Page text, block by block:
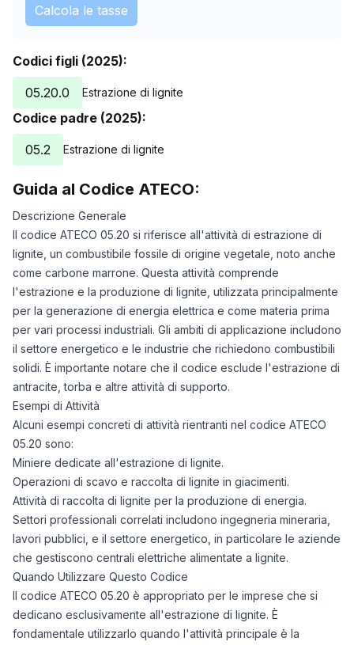
Calcola le tasse
Codici figli (2025):
05.20.0
Estrazione di lignite
Codice padre (2025):
05.2
Estrazione di lignite
Guida al Codice ATECO:
Descrizione Generale
Il codice ATECO 05.20 si riferisce all'attività di estrazione di
lignite, un combustibile fossile di origine vegetale, noto anche
come carbone marrone. Questa attività comprende
l'estrazione e la produzione di lignite, utilizzata principalmente
per la generazione di energia elettrica e come materia prima
per vari processi industriali. Gli ambiti di applicazione includono
il settore energetico e le industrie che richiedono combustibili
solidi. È importante notare che il codice esclude l'estrazione di
antracite, torba e altre attività di supporto.
Esempi di Attività
Alcuni esempi concreti di attività rientranti nel codice ATECO
05.20 sono:
Miniere dedicate all'estrazione di lignite.
Operazioni di scavo e raccolta di lignite in giacimenti.
Attività di raccolta di lignite per la produzione di energia.
Settori professionali correlati includono ingegneria mineraria,
lavori pubblici, e il settore energetico, in particolare le aziende
che gestiscono centrali elettriche alimentate a lignite.
Quando Utilizzare Questo Codice
Il codice ATECO 05.20 è appropriato per le imprese che si
dedicano esclusivamente all'estrazione di lignite. È
fondamentale utilizzarlo quando l'attività principale è la